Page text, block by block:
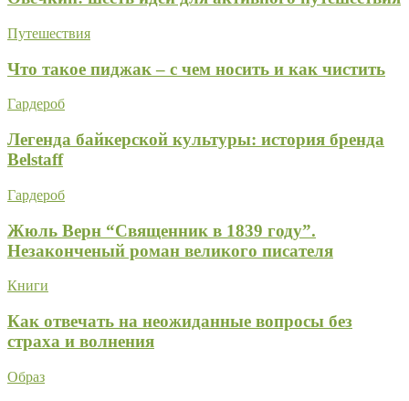
Путешествия
Что такое пиджак – с чем носить и как чистить
Гардероб
Легенда байкерской культуры: история бренда
Belstaff
Гардероб
Жюль Верн “Священник в 1839 году”.
Незаконченый роман великого писателя
Книги
Как отвечать на неожиданные вопросы без
страха и волнения
Образ